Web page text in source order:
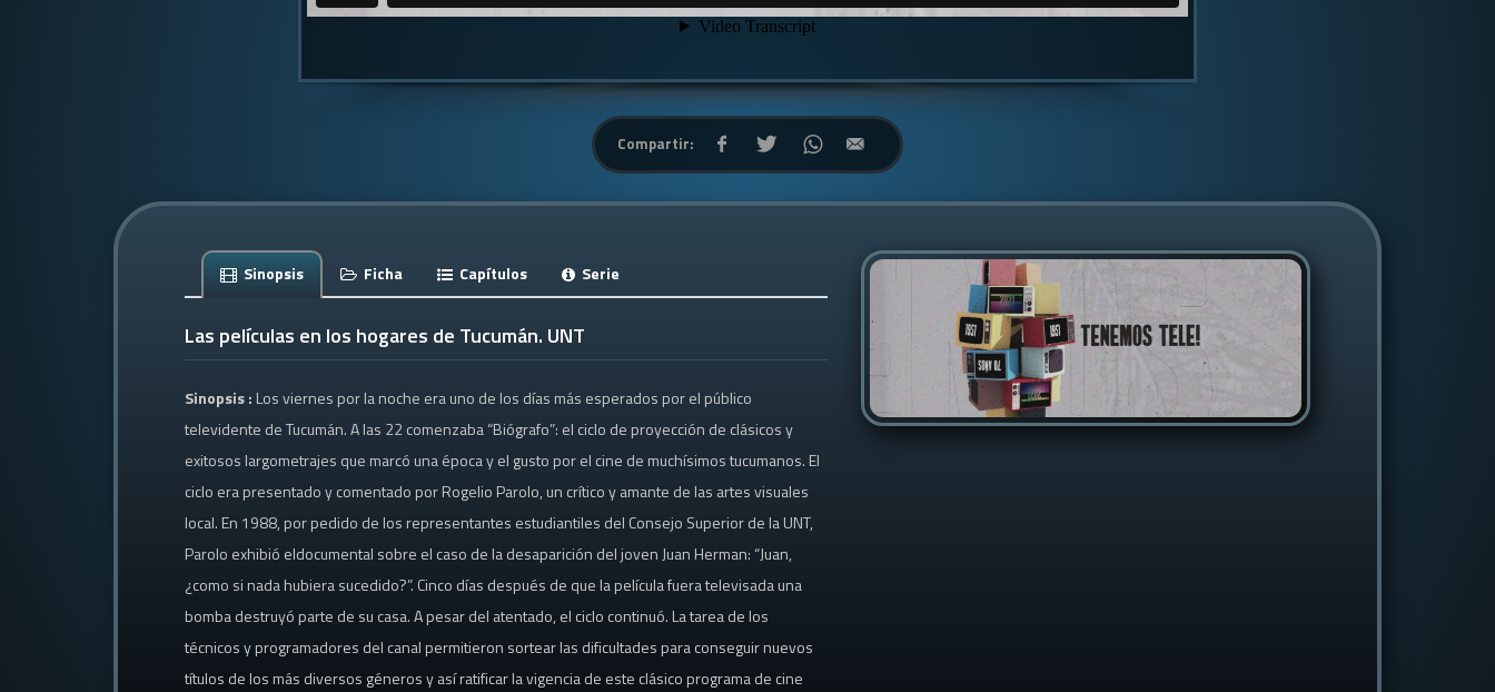
Compartir:
Sinopsis Ficha Capítulos Serie
Las películas en los hogares de Tucumán. UNT
Sinopsis : Los viernes por la noche era uno de los días más esperados por el público
televidente de Tucumán. A las 22 comenzaba “Biógrafo”: el ciclo de proyección de clásicos y
exitosos largometrajes que marcó una época y el gusto por el cine de muchísimos tucumanos. El
ciclo era presentado y comentado por Rogelio Parolo, un crítico y amante de las artes visuales
local. En 1988, por pedido de los representantes estudiantiles del Consejo Superior de la UNT,
Parolo exhibió eldocumental sobre el caso de la desaparición del joven Juan Herman: “Juan,
¿como si nada hubiera sucedido?”. Cinco días después de que la película fuera televisada una
bomba destruyó parte de su casa. A pesar del atentado, el ciclo continuó. La tarea de los
técnicos y programadores del canal permitieron sortear las dificultades para conseguir nuevos
títulos de los más diversos géneros y así ratificar la vigencia de este clásico programa de cine